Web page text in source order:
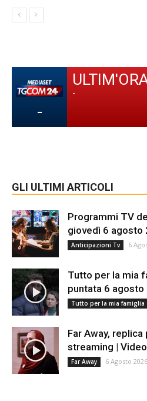
-
-
GLI ULTIMI ARTICOLI
Programmi TV
giovedì 6 agosto
Anticipazioni Tv 6
Tutto per la mia
puntata 6 agosto
Tutto per la mia famiglia
Far Away,
streaming |
Far Away 6 Agosto 2026